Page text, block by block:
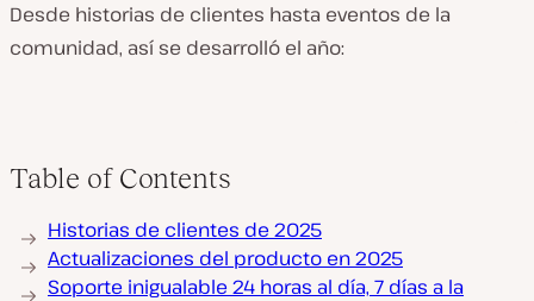
Desde historias de clientes hasta eventos de la
comunidad, así se desarrolló el año:
Table of Contents
Historias de clientes de 2025
Actualizaciones del producto en 2025
Soporte inigualable 24 horas al día, 7 días a la